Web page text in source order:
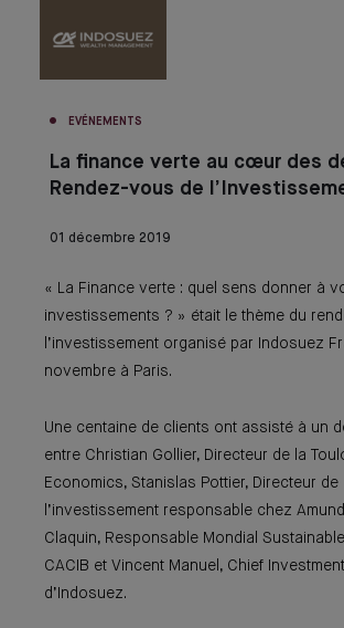
EVÉNEMENTS
La finance verte au cœur des
Rendez-vous de
01 décembre 2019
« La Finance verte : quel sens donner à
investissements ? » était le thème du
l’investissement organisé par Indosuez
novembre à Paris.
Une centaine de clients ont assisté à un
entre Christian Gollier, Directeur de la
Economics, Stanislas Pottier, Directeur de
l’investissement responsable chez
Claquin, Responsable Mondial
CACIB et Vincent Manuel, Chief
d’Indosuez.